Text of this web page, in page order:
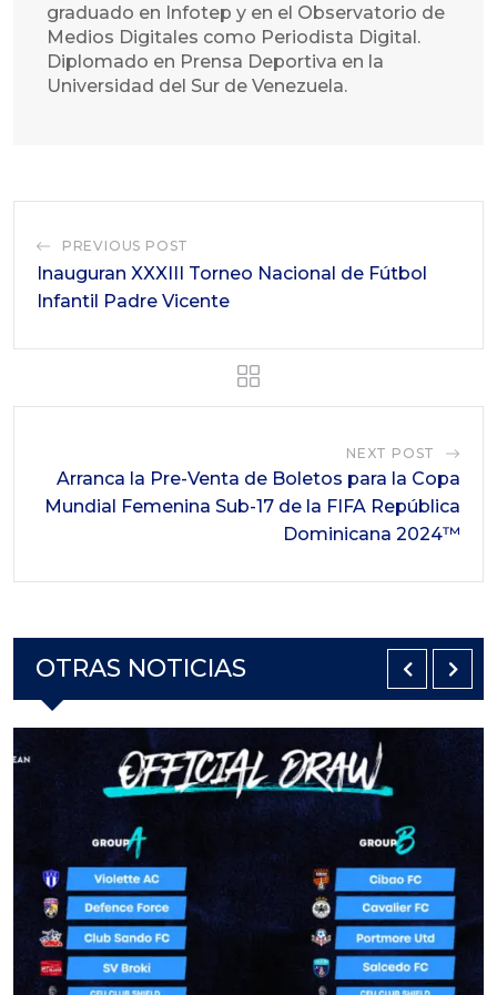
graduado en Infotep y en el Observatorio de
Medios Digitales como Periodista Digital.
Diplomado en Prensa Deportiva en la
Universidad del Sur de Venezuela.
PREVIOUS POST
Inauguran XXXIII Torneo Nacional de Fútbol
Infantil Padre Vicente
NEXT POST
Arranca la Pre-Venta de Boletos para la Copa
Mundial Femenina Sub-17 de la FIFA República
Dominicana 2024™
OTRAS NOTICIAS